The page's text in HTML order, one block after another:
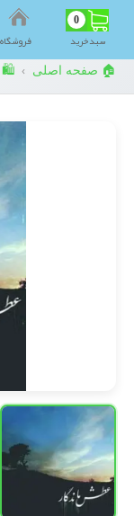
0
سبد‌خرید
🏠 صفحه اصلی ›
🛍️